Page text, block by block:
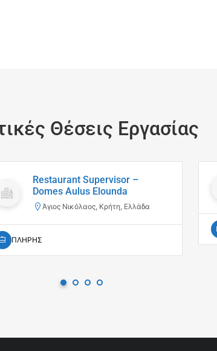
Θέσεις Εργασίας
Restaurant Supervisor –
Domes Aulus Elounda
Άγιος Νικόλαος, Κρήτη, Ελλάδα
ΠΛΗΡΗΣ